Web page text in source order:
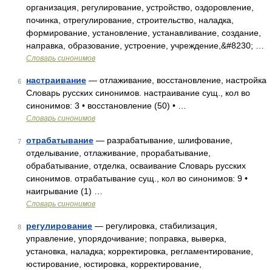
организация, регулирование, устройство, оздоровление,
починка, отрегулирование, строительство, наладка,
формирование, установление, устанавливание, создание,
направка, образование, устроение, учреждение,&#8230; …
Словарь синонимов
6 настраивание — отлаживание, восстановление, настройка
Словарь русских синонимов. настраивание сущ., кол во
синонимов: 3 • восстановление (50) • …
Словарь синонимов
7 отрабатывание — разрабатывание, шлифование,
отделывание, отлаживание, прорабатывание,
обрабатывание, отделка, осваивание Словарь русских
синонимов. отрабатывание сущ., кол во синонимов: 9 •
наигрывание (1) …
Словарь синонимов
8 регулирование — регулировка, стабилизация,
управление, упорядочивание; поправка, выверка,
установка, наладка; корректировка, регламентирование,
юстирование, юстировка, корректирование,